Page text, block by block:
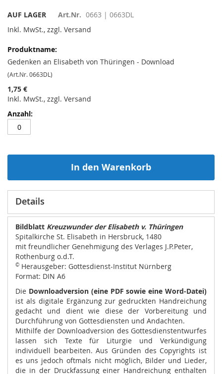
AUF LAGER Art.Nr. 0663 | 0663DL
Inkl. MwSt., zzgl. Versand
Produkte
-Gedenken an Elisabeth von Thüringen - Download
(Art.Nr. 0663DL)
1,75 €
Inkl. MwSt., zzgl. Versand
In den Warenkorb
Details
Bildblatt Kreuzwunder der Elisabeth v. Thüringen
Spitalkirche St. Elisabeth in Hersbruck, 1480
mit freundlicher Genehmigung des Verlages J.P.Peter,
Rothenburg o.d.T.
© Herausgeber: Gottesdienst-Institut Nürnberg
Format: DIN A6
Die Downloadversion (eine PDF sowie eine Word-Datei)
ist als digitale Ergänzung zur gedruckten Handreichung
gedacht und dient wie diese der Vorbereitung und
Durchführung von Gottesdiensten und Andachten.
Mithilfe der Downloadversion des Gottesdienstentwurfes
lassen sich Texte für Liturgie und Verkündigung
individuell bearbeiten. Aus Gründen des Copyrights ist
es uns jedoch oftmals nicht möglich, Bilder und Lieder,
die in der Druckfassung einer Handreichung enthalten